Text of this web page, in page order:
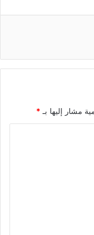
مشار إليها بـ*